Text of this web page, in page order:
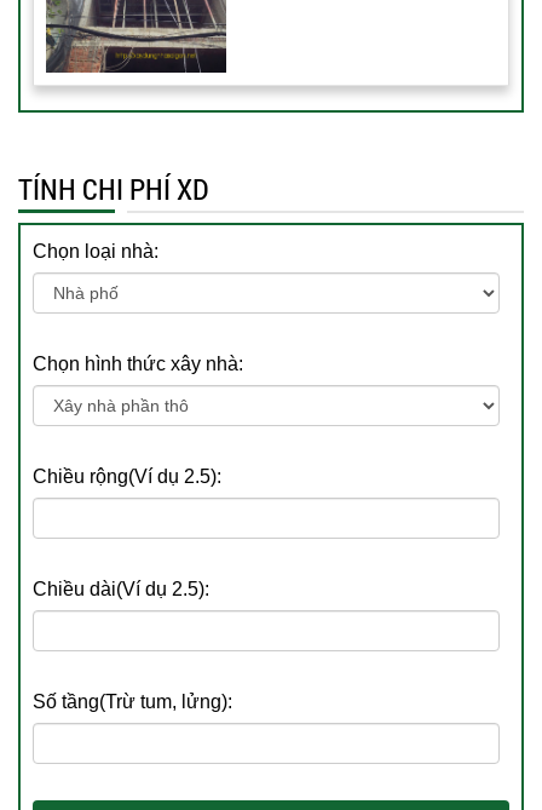
TÍNH CHI PHÍ XD
Chọn loại nhà:
Chọn hình thức xây nhà:
Chiều rộng(Ví dụ 2.5):
Chiều dài(Ví dụ 2.5):
Số tầng(Trừ tum, lửng):